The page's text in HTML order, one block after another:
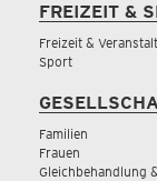
FREIZEIT &
Freizeit &
Sport
Familien
Frauen
Gleichbehandlung